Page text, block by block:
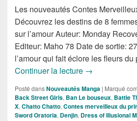
Les nouveautés Contes
Découvrez les destins de 8
sur l’amour Auteur: Monday
Editeur: Maho 78 Date de sortie:
l’amour qui fait éclore les fleurs du
Continuer la lecture Nouveautés
→
Posté dansNouveautés Manga | Marqué
Back Street Girls, Ban Le bouseux, Battle
X, Chatto Chatto, Contes merveilleux du
Sword Oratoria, Denjin, Dress of Illusional